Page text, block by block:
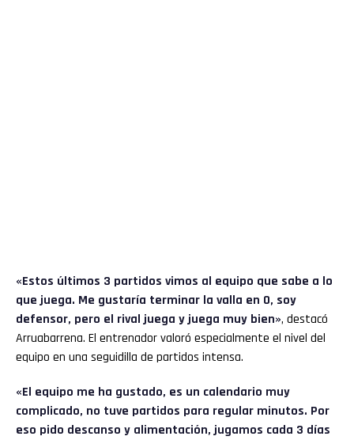
«Estos últimos 3 partidos vimos al equipo que sabe a lo
que juega. Me gustaría terminar la valla en 0, soy
defensor, pero el rival juega y juega muy bien», destacó
Arruabarrena. El entrenador valoró especialmente el nivel del
equipo en una seguidilla de partidos intensa.
«El equipo me ha gustado, es un calendario muy
complicado, no tuve partidos para regular minutos. Por
eso pido descanso y alimentación, jugamos cada 3 días